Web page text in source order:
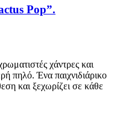
Pop”.
χάντρες και
πηλό. Ένα παιχνιδιάρικο
και ξεχωρίζει σε κάθε